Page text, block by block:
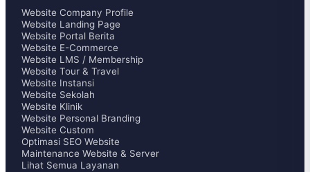
Website Company Profile
Website Landing Page
Website Portal Berita
Website E-Commerce
Website LMS / Membership
Website Tour & Travel
Website Instansi
Website Sekolah
Website Klinik
Website Personal Branding
Website Custom
Optimasi SEO Website
Maintenance Website & Server
Lihat Semua Layanan